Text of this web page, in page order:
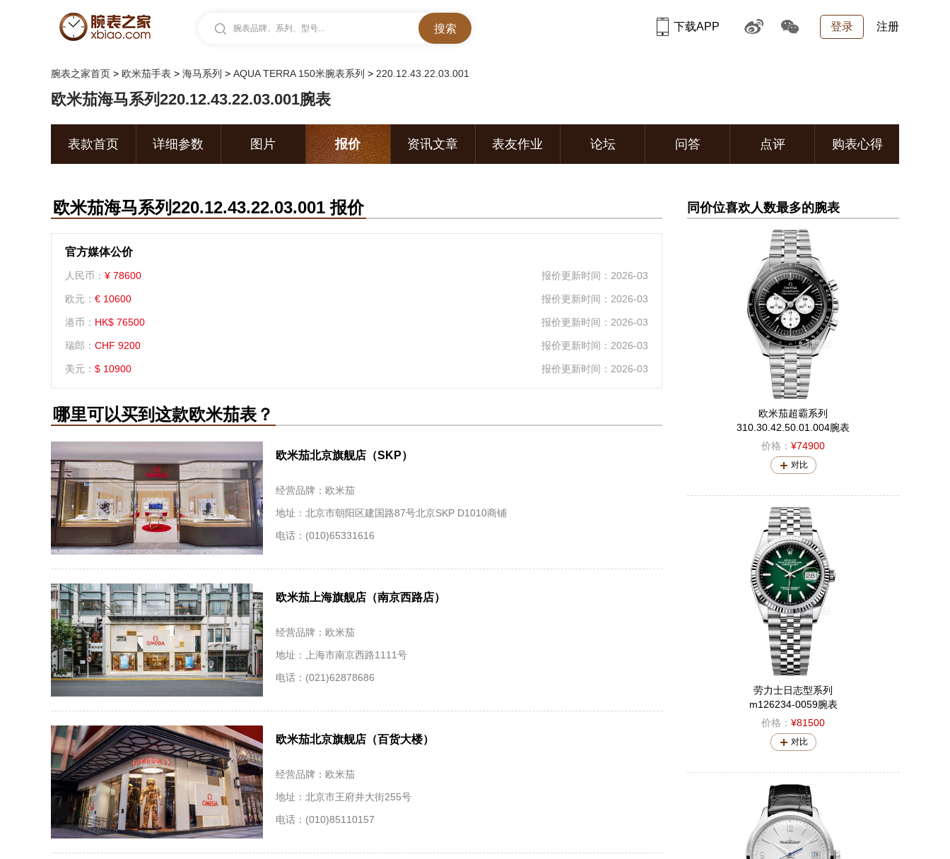
腕表品牌、系列、型号... 登录 注册
下载APP
腕表之家首页 > 欧米茄手表 > 海马系列 > AQUA TERRA 150米腕表系列 > 220.12.43.22.03.001
欧米茄海马系列220.12.43.22.03.001腕表
表款首页 详细参数 图片 报价 资讯文章 表友作业 论坛 问答 点评 购表心得
欧米茄海马系列220.12.43.22.03.001 报价
官方媒体公价
人民币： ¥ 78600 报价更新时间：2026-03
欧元： € 10600 报价更新时间：2026-03
港币： HK$ 76500 报价更新时间：2026-03
瑞郎： CHF 9200 报价更新时间：2026-03
美元： $ 10900 报价更新时间：2026-03
哪里可以买到这款欧米茄表？
欧米茄北京旗舰店（SKP）
经营品牌：欧米茄
地址：北京市朝阳区建国路87号北京SKP D1010商铺
电话：(010)65331616
欧米茄上海旗舰店（南京西路店）
经营品牌：欧米茄
地址：上海市南京西路1111号
电话：(021)62878686
欧米茄北京旗舰店（百货大楼）
经营品牌：欧米茄
地址：北京市王府井大街255号
电话：(010)85110157
同价位喜欢人数最多的腕表
欧米茄超霸系列
310.30.42.50.01.004腕表
价格： ¥74900
对比
劳力士日志型系列
m126234-0059腕表
价格： ¥81500
对比